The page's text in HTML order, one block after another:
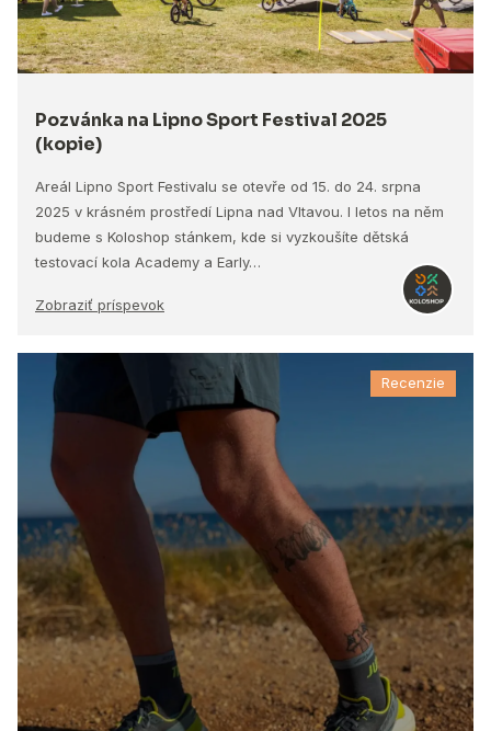
Pozvánka na Lipno Sport Festival 2025
(kopie)
Areál Lipno Sport Festivalu se otevře od 15. do 24. srpna
2025 v krásném prostředí Lipna nad Vltavou. I letos na něm
budeme s Koloshop stánkem, kde si vyzkoušíte dětská
testovací kola Academy a Early…
Zobraziť príspevok
Recenzie